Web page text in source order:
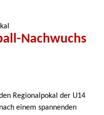
Nachwuchs
Regionalpokal der U14
einem spannenden